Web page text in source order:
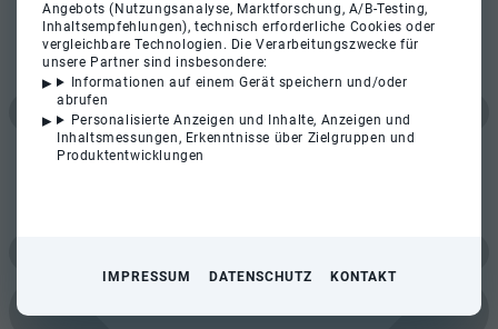
Angebots (Nutzungsanalyse, Marktforschung, A/B-Testing,
Inhaltsempfehlungen), technisch erforderliche Cookies oder
vergleichbare Technologien. Die Verarbeitungszwecke für
unsere Partner sind insbesondere:
Informationen auf einem Gerät speichern und/oder
abrufen
Personalisierte Anzeigen und Inhalte, Anzeigen und
Inhaltsmessungen, Erkenntnisse über Zielgruppen und
Produktentwicklungen
IMPRESSUM DATENSCHUTZ KONTAKT